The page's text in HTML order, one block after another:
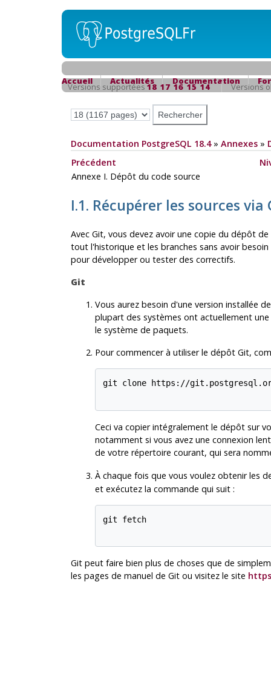
Accueil Actualités Documentation
Versions supportées18 17 16 15 14 Versions
Documentation PostgreSQL 18.4» Annexes»
Précédent
Annexe I. Dépôt du code source
I.1. Récupérer les sources via
Avec Git, vous devez avoir une copie du dépôt
tout l'historique et les branches sans avoir
pour développer ou tester des correctifs.
Git
Vous aurez besoin d'une version installée
plupart des systèmes ont actuellement
le système de paquets.
Pour commencer à utiliser le dépôt Git,
git clone https://
Ceci va copier intégralement le dépôt sur
notamment si vous avez une connexion
de votre répertoire courant, qui sera
À chaque fois que vous voulez obtenir les
et exécutez la commande qui suit :
git fetch
Gitpeut faire bien plus de choses que de
les pages de manuel de Gitou visitez le site